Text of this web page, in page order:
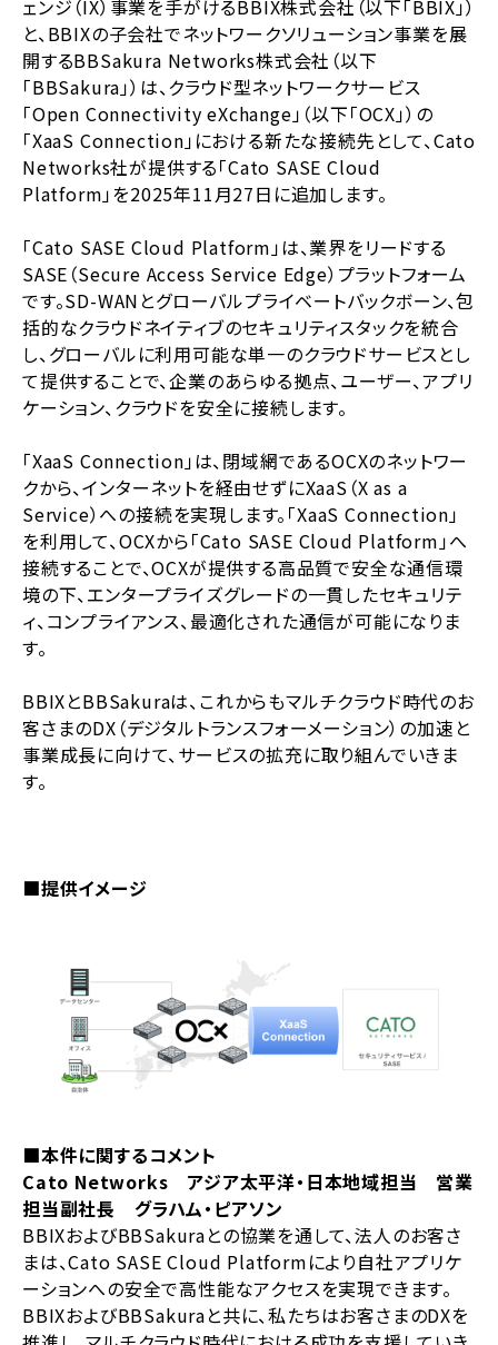
ェンジ（IX）事業を手がけるBBIX株式会社（以下「BBIX」）
と、BBIXの子会社でネットワークソリューション事業を展
開するBBSakura Networks株式会社（以下
「BBSakura」）は、クラウド型ネットワークサービス
「Open Connectivity eXchange」（以下「OCX」）の
「XaaS Connection」における新たな接続先として、Cato
Networks社が提供する「Cato SASE Cloud
Platform」を2025年11月27日に追加します。
「Cato SASE Cloud Platform」は、業界をリードする
SASE（Secure Access Service Edge）プラットフォーム
です。SD-WANとグローバルプライベートバックボーン、包
括的なクラウドネイティブのセキュリティスタックを統合
し、グローバルに利用可能な単一のクラウドサービスとし
て提供することで、企業のあらゆる拠点、ユーザー、アプリ
ケーション、クラウドを安全に接続します。
「XaaS Connection」は、閉域網であるOCXのネットワー
クから、インターネットを経由せずにXaaS（X as a
Service）への接続を実現します。「XaaS Connection」
を利用して、OCXから「Cato SASE Cloud Platform」へ
接続することで、OCXが提供する高品質で安全な通信環
境の下、エンタープライズグレードの一貫したセキュリテ
ィ、コンプライアンス、最適化された通信が可能になりま
す。
BBIXとBBSakuraは、これからもマルチクラウド時代のお
客さまのDX（デジタルトランスフォーメーション）の加速と
事業成長に向けて、サービスの拡充に取り組んでいきま
す。
■提供イメージ
■本件に関するコメント
Cato Networks アジア太平洋・日本地域担当 営業
担当副社長 グラハム・ピアソン
BBIXおよびBBSakuraとの協業を通して、法人のお客さ
まは、Cato SASE Cloud Platformにより自社アプリケ
ーションへの安全で高性能なアクセスを実現できます。
BBIXおよびBBSakuraと共に、私たちはお客さまのDXを